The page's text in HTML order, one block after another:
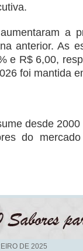
a
anterior. As
e R$ 6,00,
foi mantida
desde
do mercado
DE 2025